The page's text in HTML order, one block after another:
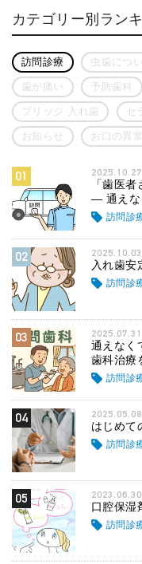
カテゴリー別ラン
訪問診療 虫歯につ
歯が痛い 予防歯科
ブリッジ 入れ歯 セ
お知らせ お口の異常
01 2025.10.27
「歯医
― 通えな
訪問診
02 2025.10.03
入れ歯安
訪問診
03 2025.07.31
通えなく
歯科治療
訪問診
04 2025.05.08
はじめて
訪問診
05 2023.06.30
口腔保湿
訪問診